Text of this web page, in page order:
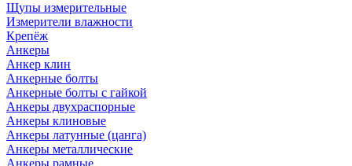
Щупы измерительные
Измерители влажности
Крепёж
Анкеры
Анкер клин
Анкерные болты
Анкерные болты с гайкой
Анкеры двухраспорные
Анкеры клиновые
Анкеры латунные (цанга)
Анкеры металлические
Анкеры рамные